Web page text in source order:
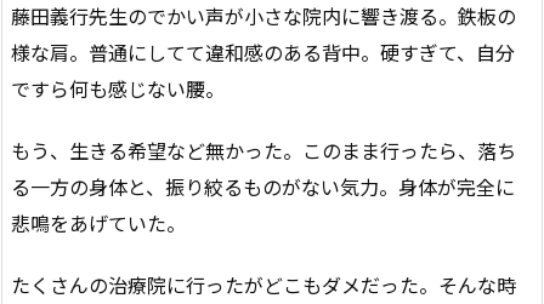
藤田義行先生のでかい声が小さな院内に響き渡る。鉄板の
様な肩。普通にしてて違和感のある背中。硬すぎて、自分
ですら何も感じない腰。
もう、生きる希望など無かった。このまま行ったら、落ち
る一方の身体と、振り絞るものがない気力。身体が完全に
悲鳴をあげていた。
たくさんの治療院に行ったがどこもダメだった。そんな時